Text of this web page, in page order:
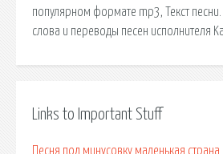
популярном формате mp3, Текст песни.
слова и переводы песен исполнителя
Links to Important Stuff
Песня под минусовку маленькая страна